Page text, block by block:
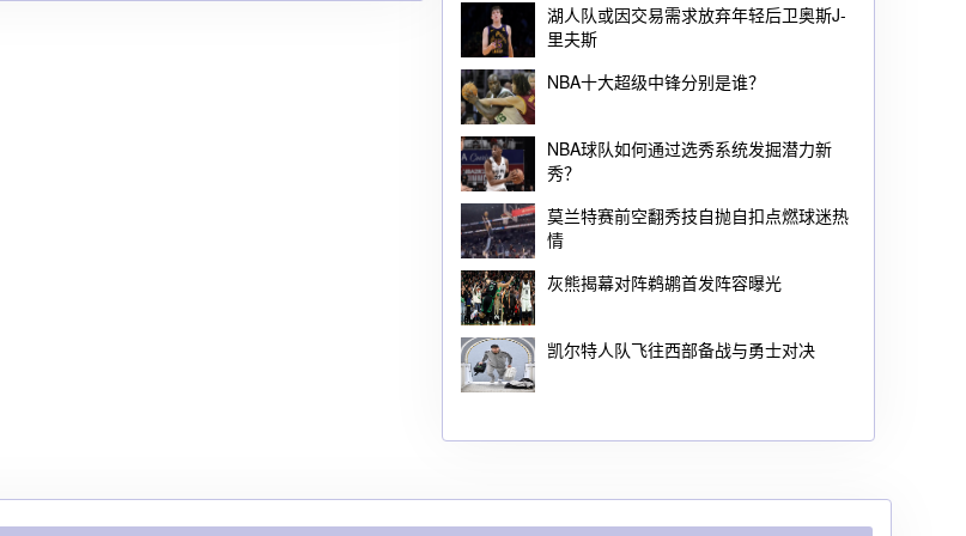
湖人队或因交易需求放弃年轻后卫奥斯J-
里夫斯
NBA十大超级中锋分别是谁？
NBA球队如何通过选秀系统发掘潜力新
秀？
莫兰特赛前空翻秀技自抛自扣点燃球迷热
情
灰熊揭幕对阵鹈鹕首发阵容曝光
凯尔特人队飞往西部备战与勇士对决